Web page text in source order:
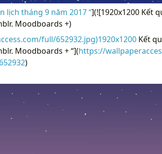
lịch tháng 9 năm 2017 “](![1920x1200 Kết
Moodboards +)
full/652932.jpg)1920x1200Kết
Moodboards + “](https://
)